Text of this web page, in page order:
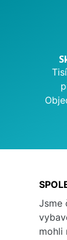
Jsme
mohli